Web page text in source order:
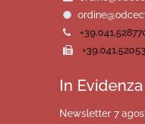
In Evidenza
Newsletter 7